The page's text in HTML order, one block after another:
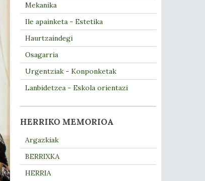
Mekanika
Ile apainketa - Estetika
Haurtzaindegi
Osagarria
Urgentziak - Konponketak
Lanbidetzea - Eskola orientazi
HERRIKO MEMORIOA
Argazkiak
BERRIXKA
HERRIA